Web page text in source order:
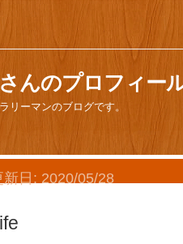
んのプロフィー
リーマンのブログです。
新日: 2020/05/28